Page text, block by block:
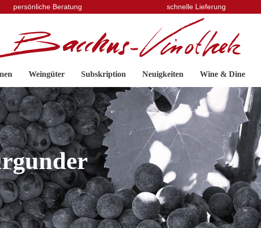
persönliche Beratung schnelle Lieferung
Weingüter Subskription Neuigkeiten Wine & Dine